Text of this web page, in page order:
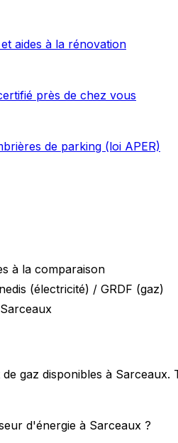
aides à la rénovation
près de chez vous
de parking (loi APER)
à la comparaison
(électricité) / GRDF (gaz)
gaz disponibles à
d'énergie à Sarceaux ?